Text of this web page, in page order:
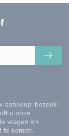
aankoop, bezoek
u onze
vragen en
te komen.